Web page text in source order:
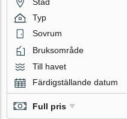
Typ
Sovrum
Bruksområde
Till havet
Färdigställande datum
Full pris